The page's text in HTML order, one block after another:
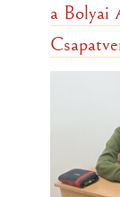
a Bolyai